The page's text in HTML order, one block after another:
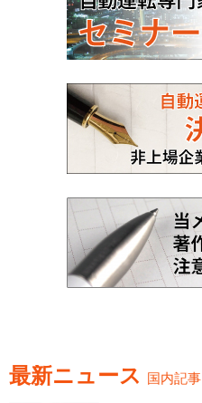
最新ニュース 国内記事